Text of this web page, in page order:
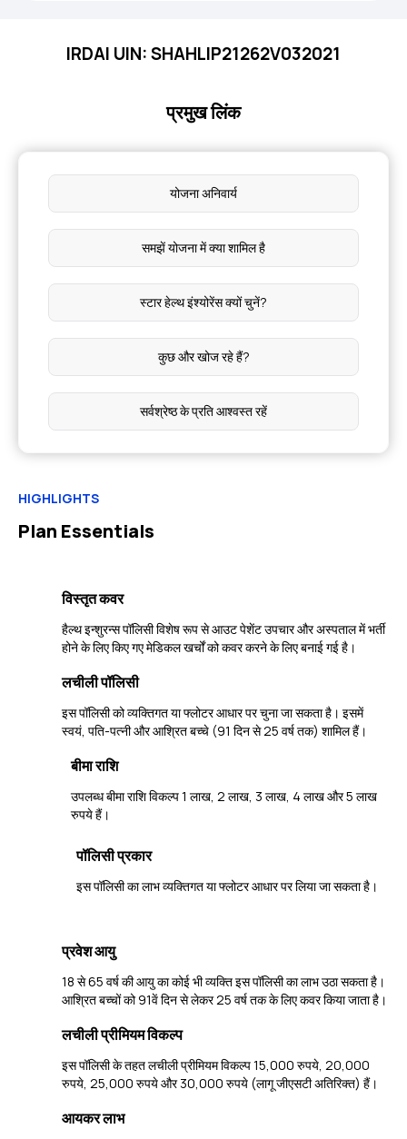
IRDAI UIN: SHAHLIP21262V032021
प्रमुख लिंक
योजना अनिवार्य
समझें योजना में क्या शामिल है
स्टार हेल्थ इंश्योरेंस क्यों चुनें?
कुछ और खोज रहे हैं?
सर्वश्रेष्ठ के प्रति आश्वस्त रहें
HIGHLIGHTS
Plan Essentials
विस्तृत कवर
हैल्थ इन्शुरन्स पॉलिसी विशेष रूप से आउट पेशेंट उपचार और अस्पताल में भर्ती
होने के लिए किए गए मेडिकल खर्चों को कवर करने के लिए बनाई गई है।
लचीली पॉलिसी
इस पॉलिसी को व्यक्तिगत या फ्लोटर आधार पर चुना जा सकता है। इसमें
स्वयं, पति-पत्नी और आश्रित बच्चे (91 दिन से 25 वर्ष तक) शामिल हैं।
बीमा राशि
उपलब्ध बीमा राशि विकल्प 1 लाख, 2 लाख, 3 लाख, 4 लाख और 5 लाख
रुपये हैं।
पॉलिसी प्रकार
इस पॉलिसी का लाभ व्यक्तिगत या फ्लोटर आधार पर लिया जा सकता है।
प्रवेश आयु
18 से 65 वर्ष की आयु का कोई भी व्यक्ति इस पॉलिसी का लाभ उठा सकता है।
आश्रित बच्चों को 91वें दिन से लेकर 25 वर्ष तक के लिए कवर किया जाता है।
लचीली प्रीमियम विकल्प
इस पॉलिसी के तहत लचीली प्रीमियम विकल्प 15,000 रुपये, 20,000
रुपये, 25,000 रुपये और 30,000 रुपये (लागू जीएसटी अतिरिक्त) हैं।
आयकर लाभ